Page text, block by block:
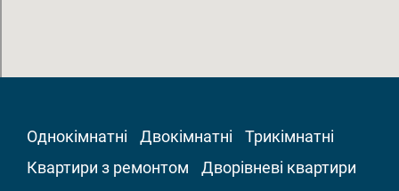
Однокімнатні Двокімнатні
Трикімнатні
Квартири з ремонтом
Дворівневі квартири